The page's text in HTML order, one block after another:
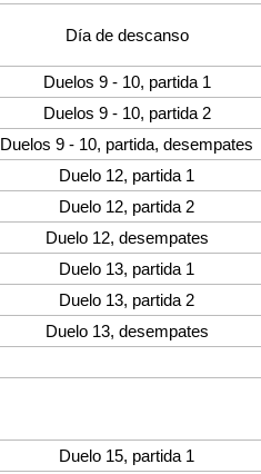
Día de descanso
Duelos 9 - 10, partida 1
Duelos 9 - 10, partida 2
Duelos 9 - 10, partida, desempates
Duelo 12, partida 1
Duelo 12, partida 2
Duelo 12, desempates
Duelo 13, partida 1
Duelo 13, partida 2
Duelo 13, desempates
Duelo 15, partida 1